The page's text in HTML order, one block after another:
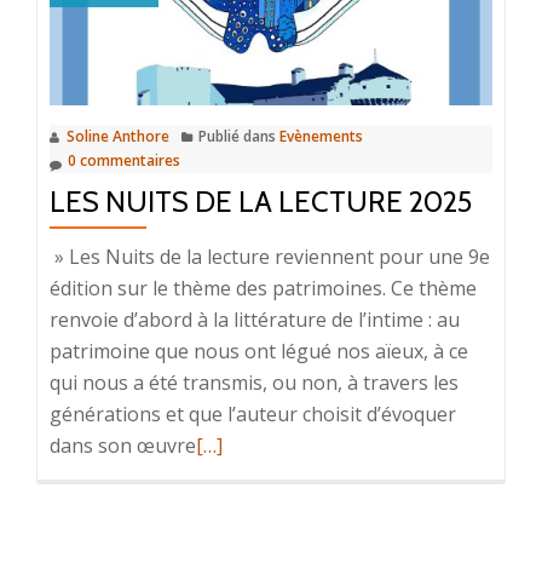
Soline Anthore Publié dans Evènements
0 commentaires
LES NUITS DE LA LECTURE 2025
» Les Nuits de la lecture reviennent pour une 9e
édition sur le thème des patrimoines. Ce thème
renvoie d’abord à la littérature de l’intime : au
patrimoine que nous ont légué nos aïeux, à ce
qui nous a été transmis, ou non, à travers les
générations et que l’auteur choisit d’évoquer
dans son œuvreEn
[…]